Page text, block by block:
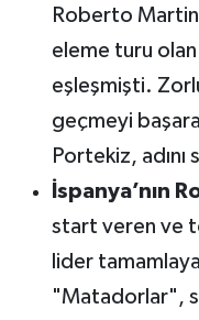
Roberto
eleme turu
eşleşmişti.
geçmeyi
Portekiz, adını
İspanya’nın
start veren ve
lider
"Matadorlar",
Savaştepe
SİYASET
SPOR
SÜRMANŞET